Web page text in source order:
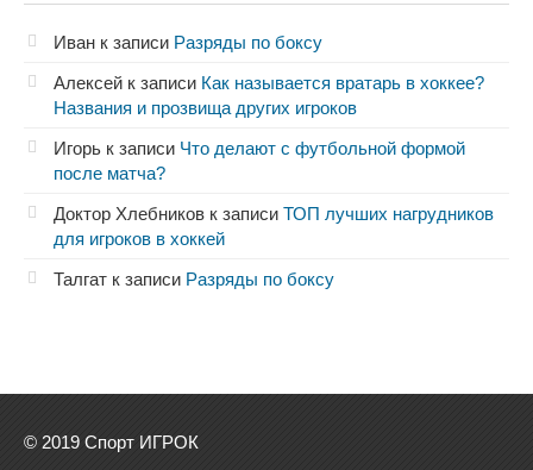
Иван к записи Разряды по боксу
Алексей к записи Как называется вратарь в хоккее?
Названия и прозвища других игроков
Игорь к записи Что делают с футбольной формой
после матча?
Доктор Хлебников к записи ТОП лучших нагрудников
для игроков в хоккей
Талгат к записи Разряды по боксу
© 2019 Спорт ИГРОК